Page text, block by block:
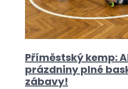
Příměstský kemp:
prázdniny plné
zábavy!